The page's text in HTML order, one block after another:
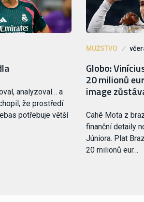
analyzoval… a
že prostředí
potřebuje větší
MUŽSTVO
Globo:
20 milionů
image
Cahê Mota z
finanční detaily
Júniora. Plat
20 milionů eur…